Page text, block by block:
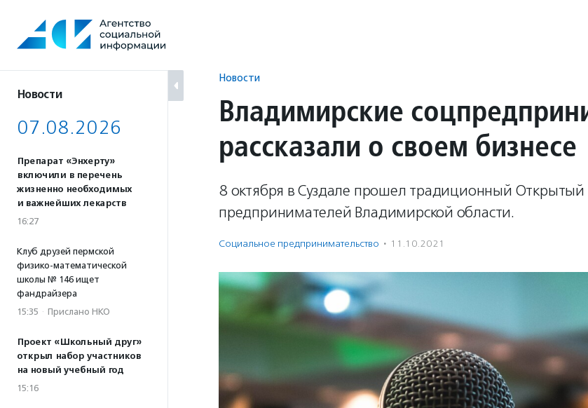
содержанию
Новости
07.08.2026
Препарат «Энхерту»
включили в перечень
жизненно необходимых
и важнейших лекарств
16:27
Клуб друзей пермской
физико-математической
школы № 146 ищет
фандрайзера
15:35 · Прислано НКО
Проект «Школьный друг»
открыл набор участников
на новый учебный год
15:16
Новости
Владимирские
рассказали о своем бизнесе
8 октября в Суздале прошел традиционный
предпринимателей Владимирской области.
Социальное предпри­нима­тель­ство · 11.10.2021